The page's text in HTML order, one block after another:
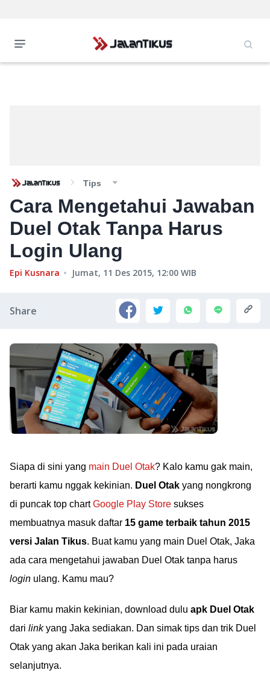
Tips
Cara Mengetahui Jawaban
Duel Otak Tanpa Harus
Login Ulang
Epi Kusnara Jumat, 11 Des 2015, 12:00 WIB
Share
Siapa di sini yang main Duel Otak? Kalo kamu gak main,
berarti kamu nggak kekinian. Duel Otak yang nongkrong
di puncak top chartGoogle Play Store sukses
membuatnya masuk daftar 15 game terbaik tahun 2015
versi Jalan Tikus. Buat kamu yang main Duel Otak, Jaka
ada cara mengetahui jawaban Duel Otak tanpa harus
login ulang. Kamu mau?
Biar kamu makin kekinian, download dulu apk Duel Otak
dari linkyang Jaka sediakan. Dan simak tips dan trik Duel
Otak yang akan Jaka berikan kali ini pada uraian
selanjutnya.